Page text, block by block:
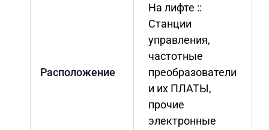
Расположение
На лифте ::
Станции
управления,
частотные
преобразователи
и их ПЛАТЫ,
прочие
электронные